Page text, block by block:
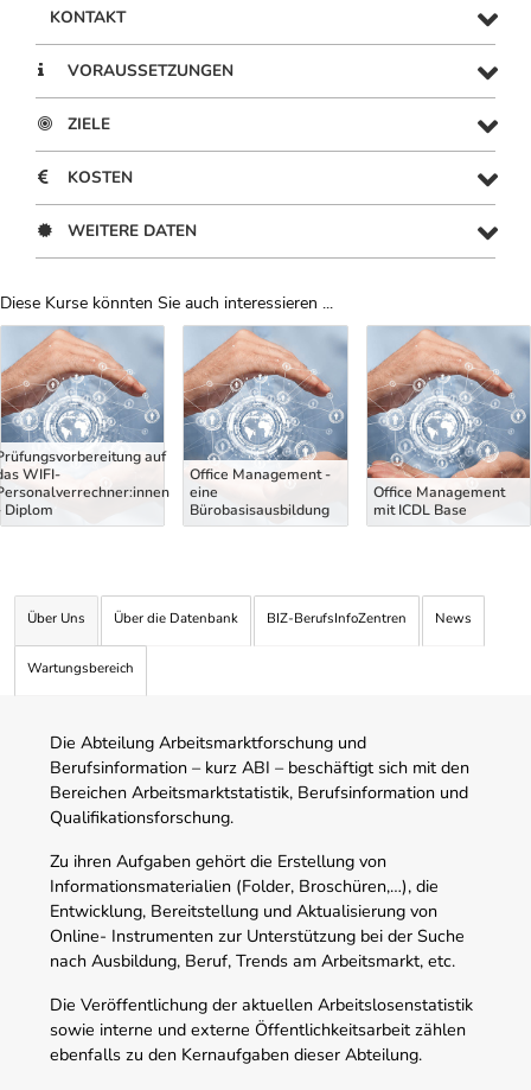
KONTAKT
VORAUSSETZUNGEN
ZIELE
KOSTEN
WEITERE DATEN
Diese Kurse könnten Sie auch interessieren ...
Uber Weiterbildungsvorschläge
auf
WIFI-
Diplom
Office Management -
eine
Bürobasisausbildung
Office Management
mit ICDL Base
Über Uns Über die Datenbank BIZ-BerufsInfoZentren News
Wartungsbereich
Die Abteilung Arbeitsmarktforschung und
Berufsinformation – kurz ABI – beschäftigt sich mit den
Bereichen Arbeitsmarktstatistik, Berufsinformation und
Qualifikationsforschung.
Zu ihren Aufgaben gehört die Erstellung von
Informationsmaterialien (Folder, Broschüren,…), die
Entwicklung, Bereitstellung und Aktualisierung von
Online- Instrumenten zur Unterstützung bei der Suche
nach Ausbildung, Beruf, Trends am Arbeitsmarkt, etc.
Die Veröffentlichung der aktuellen Arbeitslosenstatistik
sowie interne und externe Öffentlichkeitsarbeit zählen
ebenfalls zu den Kernaufgaben dieser Abteilung.